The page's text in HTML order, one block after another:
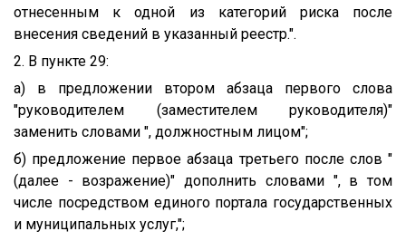
отнесенным к одной из категорий риска после
внесения сведений в указанный реестр.".
2. В пункте 29:
а) в предложении втором абзаца первого слова
"руководителем (заместителем руководителя)"
заменить словами ", должностным лицом";
б) предложение первое абзаца третьего после слов "
(далее - возражение)" дополнить словами ", в том
числе посредством единого портала государственных
и муниципальных услуг,";